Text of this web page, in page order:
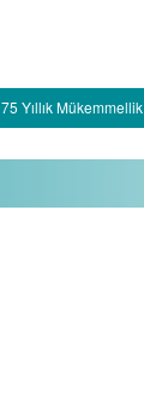
75 Yıllık Mükemmellik